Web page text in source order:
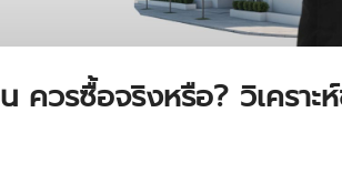
ควรซื้อจริงหรือ? วิเคราะ